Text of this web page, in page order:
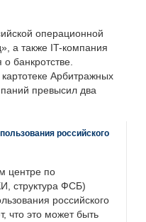
операционной
а также IT-компания
банкротстве.
Арбитражных
превысил два
российского
центре по
структура ФСБ)
российского
что это может быть